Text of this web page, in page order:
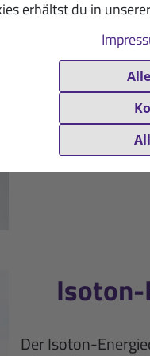
erhältst du in unserer
Protein-
Wann
Der Isoton-